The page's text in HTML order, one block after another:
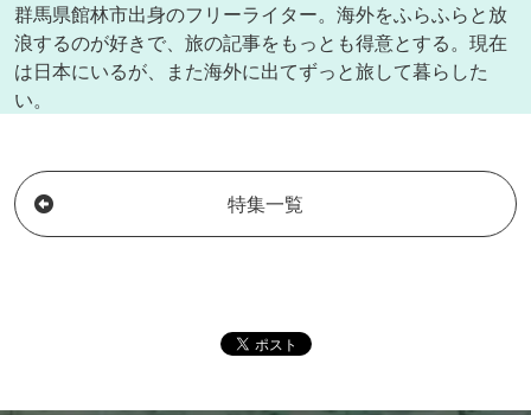
群馬県館林市出身のフリーライター。海外をふらふらと放
浪するのが好きで、旅の記事をもっとも得意とする。現在
は日本にいるが、また海外に出てずっと旅して暮らした
い。
特集一覧